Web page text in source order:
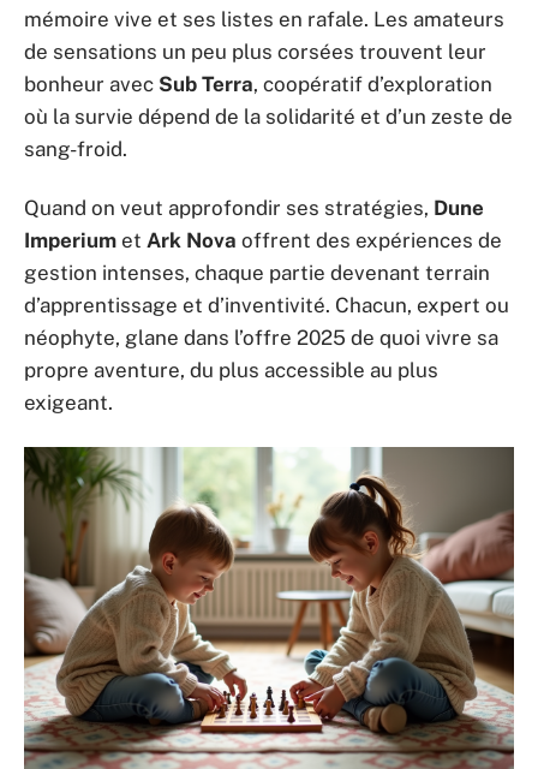
mémoire vive et ses listes en rafale. Les amateurs
de sensations un peu plus corsées trouvent leur
bonheur avec Sub Terra, coopératif d’exploration
où la survie dépend de la solidarité et d’un zeste de
sang-froid.
Quand on veut approfondir ses stratégies, Dune
Imperium et Ark Nova offrent des expériences de
gestion intenses, chaque partie devenant terrain
d’apprentissage et d’inventivité. Chacun, expert ou
néophyte, glane dans l’offre 2025 de quoi vivre sa
propre aventure, du plus accessible au plus
exigeant.